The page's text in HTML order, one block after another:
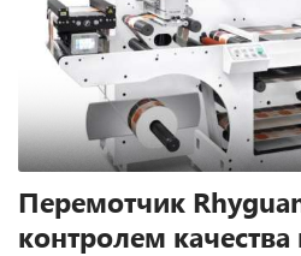
Перемотчик
контролем качества